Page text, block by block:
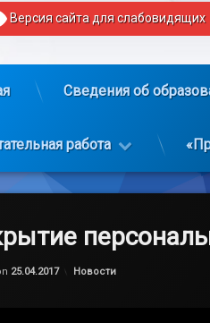
Версия сайта для слабовидящих
Сведения об
работа
25.04.2017
Обновлено на
by
Категории:
Новости